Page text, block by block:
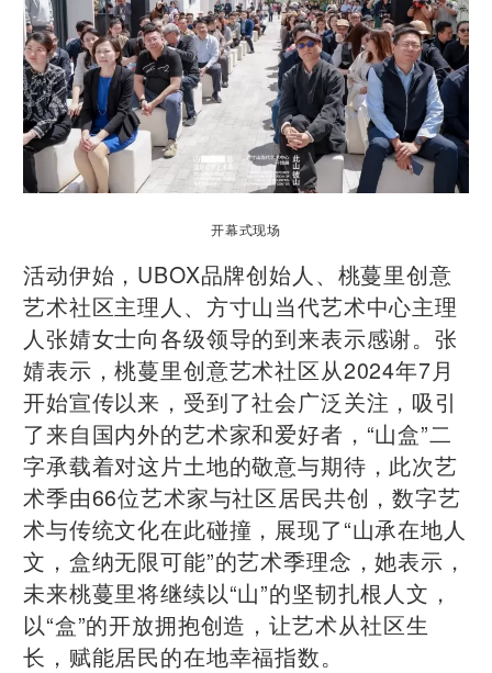
开幕式现场
活动伊始，UBOX品牌创始人、桃蔓里创意
艺术社区主理人、方寸山当代艺术中心主理
人张婧女士向各级领导的到来表示感谢。张
婧表示，桃蔓里创意艺术社区从2024年7月
开始宣传以来，受到了社会广泛关注，吸引
了来自国内外的艺术家和爱好者，“山盒”二
字承载着对这片土地的敬意与期待，此次艺
术季由66位艺术家与社区居民共创，数字艺
术与传统文化在此碰撞，展现了“山承在地人
文，盒纳无限可能”的艺术季理念，她表示，
未来桃蔓里将继续以“山”的坚韧扎根人文，
以“盒”的开放拥抱创造，让艺术从社区生
长，赋能居民的在地幸福指数。